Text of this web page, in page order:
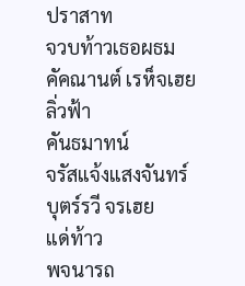
ปราสาท
จวบท้าวเธอผธม
คัคณานต์ เรห็จเฮย
ลิ่วฟ้า
คันธมาทน์
จรัสแจ้งแสงจันทร์
บุตร์รวี จรเฮย
แด่ท้าว
พจนารถ